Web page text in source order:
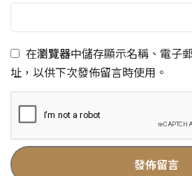
在瀏覽器中儲存顯示名稱、電子
址，以供下次發佈留言時使用。